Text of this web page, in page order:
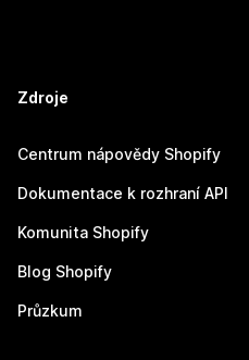
Zdroje
Centrum nápovědy Shopify
Dokumentace k rozhraní API
Komunita Shopify
Blog Shopify
Průzkum